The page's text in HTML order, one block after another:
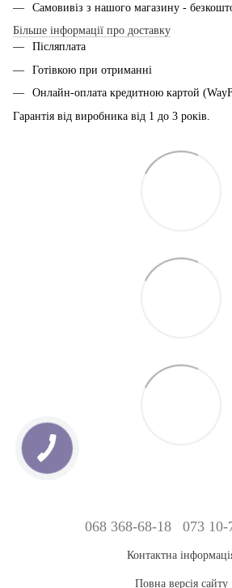
Самовивіз з нашого магазину -
Більше інформації про доставку
Післяплата
Готівкою при отриманні
Онлайн-оплата кредитною картой
Гарантія від виробника від 1 до 3 років.
068 368-68-18 073 10-
Контактна
Повна версія сайту